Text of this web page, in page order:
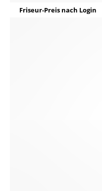
Friseur-Preis nach Login